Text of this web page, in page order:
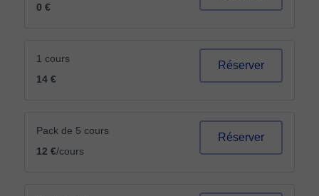
0 €
1 cours
14 €
Réserver
Pack de 5 cours
12 €/cours
Réserver